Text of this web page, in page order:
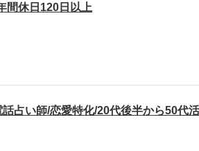
間休日120日以上
占い師/恋愛特化/20代後半から50代